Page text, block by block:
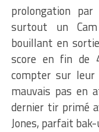
prolongation
surtout un
bouillant en
score en fin de
compter sur
mauvais pas en
dernier tir primé
Jones, parfait